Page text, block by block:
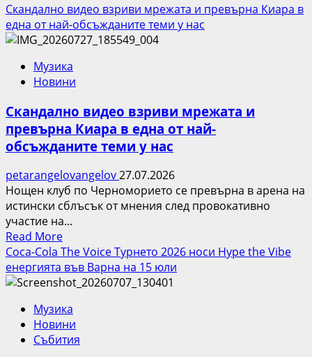
Скандално видео взриви мрежата и превърна Киара в
една от най-обсъжданите теми у нас
Музика
Новини
Скандално видео взриви мрежата и
превърна Киара в една от най-
обсъжданите теми у нас
petarangelovangelov27.07.2026
Нощен клуб по Черноморието се превърна в арена на
истински сблъсък от мнения след провокативно
участие на...
Read MoreRead
more
about
Скандално
взриви
мрежата
и
Coca-Cola The Voice Турнето 2026 носи Hype the Vibe
енергията във Варна на 15 юли
Музика
Новини
Събития